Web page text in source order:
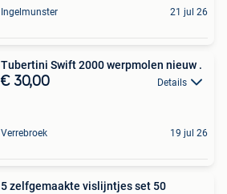
Ingelmunster 21 jul 26
Tubertini Swift 2000 werpmolen nieuw .
€ 30,00 Details
Verrebroek 19 jul 26
5 zelfgemaakte vislijntjes set 50